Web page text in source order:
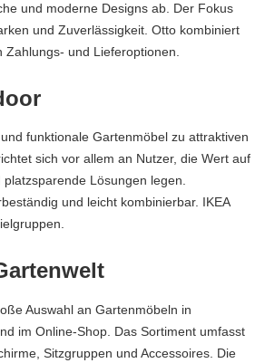
und moderne Designs ab. Der Fokus
und Zuverlässigkeit. Otto kombiniert
und Lieferoptionen.
funktionale Gartenmöbel zu attraktiven
sich vor allem an Nutzer, die Wert auf
Lösungen legen.
und leicht kombinierbar. IKEA
Auswahl an Gartenmöbeln in
im Online-Shop. Das Sortiment umfasst
Sitzgruppen und Accessoires. Die